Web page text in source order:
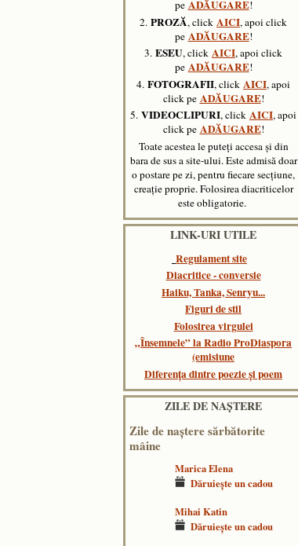
pe ADĂUGARE!
2. PROZĂ, click AICI, apoi click
pe ADĂUGARE!
3. ESEU, click AICI, apoi click
pe ADĂUGARE!
4. FOTOGRAFII, click AICI, apoi
click pe ADĂUGARE!
5. VIDEOCLIPURI, click AICI,apoi
click pe ADĂUGARE!
Toate acestea le puteți accesa și din
bara de sus a site-ului. Este admisă doar
o postare pe zi, pentru fiecare secțiune,
creație proprie. Folosirea diacriticelor
este obligatorie.
LINK-URI UTILE
Regulament site
Diacritice - conversie
Haiku, Tanka, Senryu...
Figuri de stil
Folosirea virgulei
„Însemnele” la Radio ProDiaspora
(emisiune
Diferența dintre poezie și poem
ZILE DE NAŞTERE
Zile de naştere sărbătorite
mâine
Marica Elena
Dăruieşte un cadou
Mihai Katin
Dăruieşte un cadou